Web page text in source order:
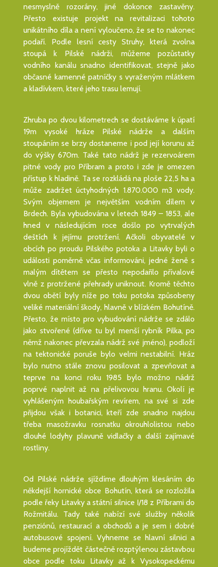
nesmyslně rozorány, jiné dokonce zastavěny.
Přesto existuje projekt na revitalizaci tohoto
unikátního díla a není vyloučeno, že se to nakonec
podaří. Podle lesní cesty Struhy, která zvolna
stoupá k Pilské nádrži, můžeme pozůstatky
vodního kanálu snadno identifikovat, stejně jako
občasné kamenné patníčky s vyraženým mlátkem
a kladívkem, které jeho trasu lemují.
Zhruba po dvou kilometrech se dostáváme k úpatí
19m vysoké hráze Pilské nádrže a dalším
stoupáním se brzy dostaneme i pod její korunu až
do výšky 670m. Také tato nádrž je rezervoárem
pitné vody pro Příbram a proto i zde je omezen
přístup k hladině. Ta se rozkládá na ploše 22,5 ha a
může zadržet úctyhodných 1.870.000 m3 vody.
Svým objemem je největším vodním dílem v
Brdech. Byla vybudována v letech 1849 – 1853, ale
hned v následujícím roce došlo po vytrvalých
deštích k jejímu protržení. Ačkoli obyvatelé v
obcích po proudu Pilského potoka a Litavky byli o
události poměrně včas informováni, jedné ženě s
malým dítětem se přesto nepodařilo přívalové
vlně z protržené přehrady uniknout. Kromě těchto
dvou obětí byly níže po toku potoka způsobeny
veliké materiální škody, hlavně v blízkém Bohutíně.
Přesto, že místo pro vybudování nádrže se zdálo
jako stvořené (dříve tu byl menší rybník Pilka, po
němž nakonec převzala nádrž své jméno), podloží
na tektonické poruše bylo velmi nestabilní. Hráz
bylo nutno stále znovu posilovat a zpevňovat a
teprve na konci roku 1985 bylo možno nádrž
poprvé naplnit až na přelivovou hranu. Okolí je
vyhlášeným houbařským revírem, na své si zde
přijdou však i botanici, kteří zde snadno najdou
třeba masožravku rosnatku okrouhlolistou nebo
dlouhé lodyhy plavuně vidlačky a další zajímavé
rostliny.
Od Pilské nádrže sjíždíme dlouhým klesáním do
někdejší hornické obce Bohutín, která se rozložila
podle řeky Litavky a státní silnice I/18 z Příbrami do
Rožmitálu. Tady také nabízí své služby několik
penziónů, restaurací a obchodů a je sem i dobré
autobusové spojení. Vyhneme se hlavní silnici a
budeme projíždět částečně rozptýlenou zástavbou
obce podle toku Litavky až k Vysokopeckému